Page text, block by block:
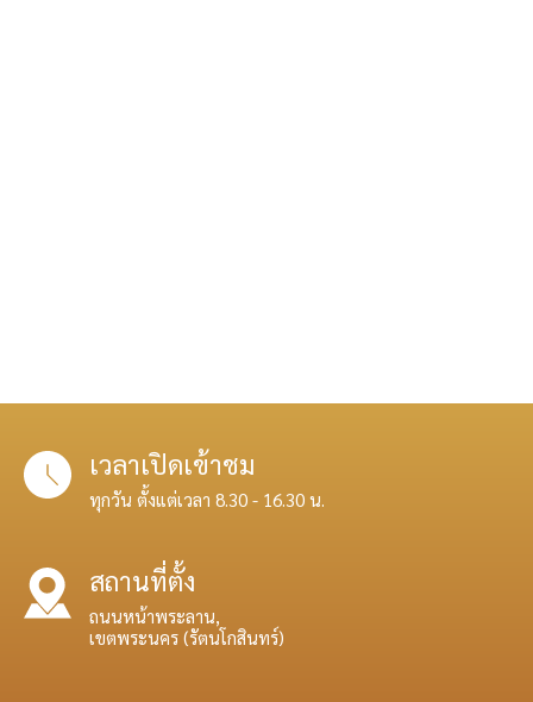
เวลาเปิดเข้าชม
ทุกวัน ตั้งแต่เวลา 8.30 - 16.30 น.
สถานที่ตั้ง
ถนนหน้าพระลาน,
เขตพระนคร (รัตนโกสินทร์)